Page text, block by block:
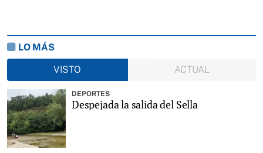
LO MÁS
VISTO
ACTUAL
DEPORTES
Despejada la salida del Sella